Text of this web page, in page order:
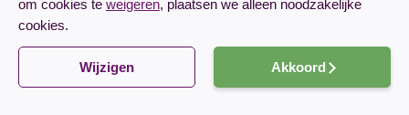
om cookies te weigeren, plaatsen we alleen noodzakelijke
cookies.
Wijzigen Akkoord